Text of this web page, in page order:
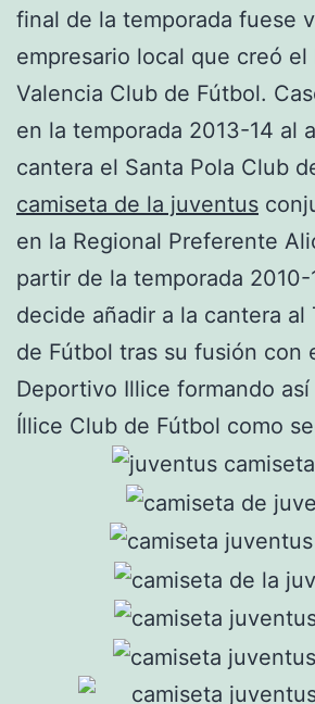
final de la temporada fuese
empresario local que creó el
Valencia Club de Fútbol.
en la temporada 2013-14 al
cantera el Santa Pola Club
camiseta de la juventus
en la Regional Preferente
partir de la temporada 2010-
decide añadir a la cantera al
de Fútbol tras su fusión con
Deportivo Illice formando
Íllice Club de Fútbol como